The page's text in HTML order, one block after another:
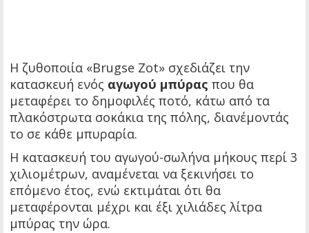
Η ζυθοποιία «Brugse Zot» σχεδιάζει την
κατασκευή ενός αγωγού μπύρας που θα
μεταφέρει το δημοφιλές ποτό, κάτω από τα
πλακόστρωτα σοκάκια της πόλης, διανέμοντάς
το σε κάθε μπυραρία.
Η κατασκευή του αγωγού-σωλήνα μήκους περί 3
χιλιομέτρων, αναμένεται να ξεκινήσει το
επόμενο έτος, ενώ εκτιμάται ότι θα
μεταφέρονται μέχρι και έξι χιλιάδες λίτρα
μπύρας την ώρα.